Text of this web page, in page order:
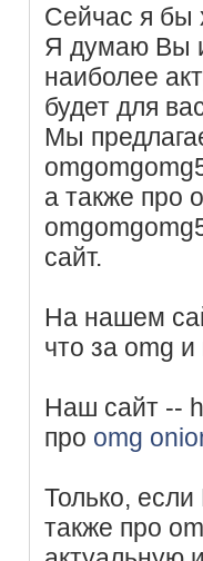
Сейчас я бы
Я думаю Вы
наиболее
будет для
Мы
а также про
сайт.
На нашем
что за omg и
Наш сайт --
про omg
Только,
также про